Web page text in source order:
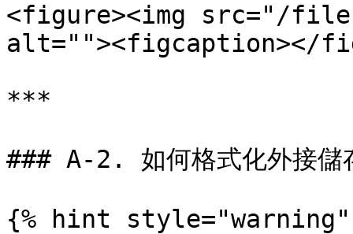
<figure><img src="/
alt=""><figcaption></
***
### A-2. 如何格式化外接儲
{% hint style="warning"